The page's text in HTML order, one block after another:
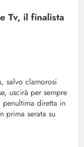
Tv, il finalista
salvo clamorosi
uscirà per sempre
diretta in
prima serata su